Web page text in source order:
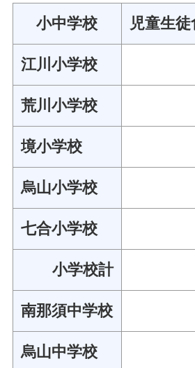
小中学校
児童生
江川小学校
荒川小学校
境小学校
烏山小学校
七合小学校
小学校計
南那須中学校
烏山中学校